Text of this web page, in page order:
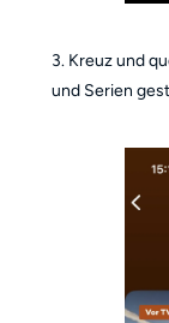
3. Kreuz und
und Serien